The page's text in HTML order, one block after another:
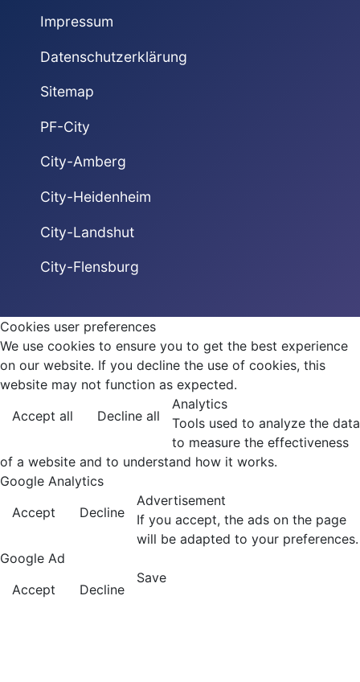
Impressum
Datenschutzerklärung
Sitemap
PF-City
City-Amberg
City-Heidenheim
City-Landshut
City-Flensburg
Cookies user preferences
We use cookies to ensure you to get the best experience
on our website. If you decline the use of cookies, this
website may not function as expected.
Accept all
Decline all
Analytics
Tools used to analyze the data
to measure the effectiveness
of a website and to understand how it works.
Google Analytics
Accept
Decline
Advertisement
If you accept, the ads on the page
will be adapted to your preferences.
Google Ad
Accept
Decline
Save